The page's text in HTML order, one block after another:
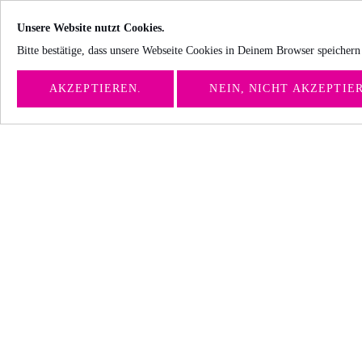
Unsere Website nutzt Cookies.
Bitte bestätige, dass unsere Webseite Cookies in Deinem Browser
AKZEPTIEREN. NEIN, NICHT